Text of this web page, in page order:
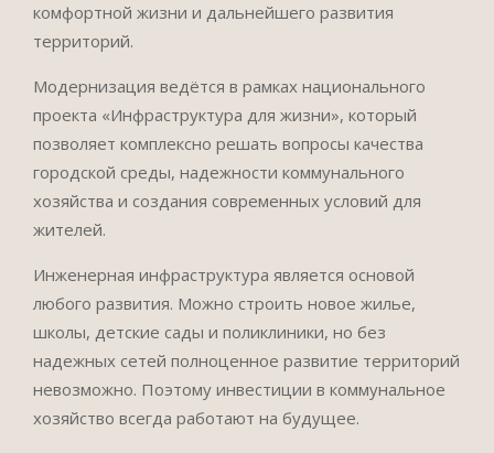
комфортной жизни и дальнейшего развития
территорий.
Модернизация ведётся в рамках национального
проекта «Инфраструктура для жизни», который
позволяет комплексно решать вопросы качества
городской среды, надежности коммунального
хозяйства и создания современных условий для
жителей.
Инженерная инфраструктура является основой
любого развития. Можно строить новое жилье,
школы, детские сады и поликлиники, но без
надежных сетей полноценное развитие территорий
невозможно. Поэтому инвестиции в коммунальное
хозяйство всегда работают на будущее.